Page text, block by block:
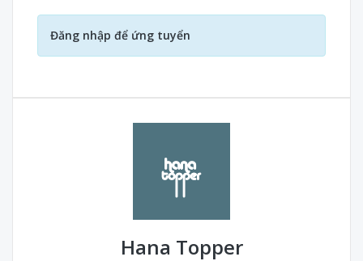
Đăng nhập để ứng tuyển
Hana Topper